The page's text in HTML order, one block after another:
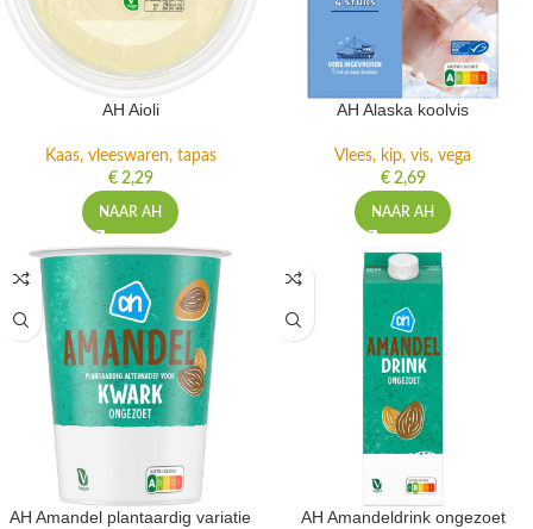
AH Aioli
Kaas, vleeswaren, tapas
€2,29
NAAR AH
AH Alaska koolvis
Vlees, kip, vis, vega
€2,69
NAAR AH
AH Amandel plantaardig variatie
AH Amandeldrink ongezoet